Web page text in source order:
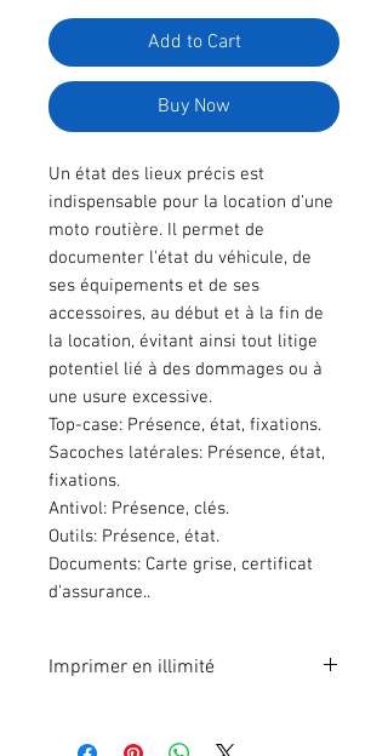
Add to Cart
Buy Now
Un état des lieux précis est
indispensable pour la location d'une
moto routière. Il permet de
documenter l'état du véhicule, de
ses équipements et de ses
accessoires, au début et à la fin de
la location, évitant ainsi tout litige
potentiel lié à des dommages ou à
une usure excessive.
Top-case: Présence, état, fixations.
Sacoches latérales: Présence, état,
fixations.
Antivol: Présence, clés.
Outils: Présence, état.
Documents: Carte grise, certificat
d'assurance..
Imprimer en illimité
illimité. Pour 1 poste.